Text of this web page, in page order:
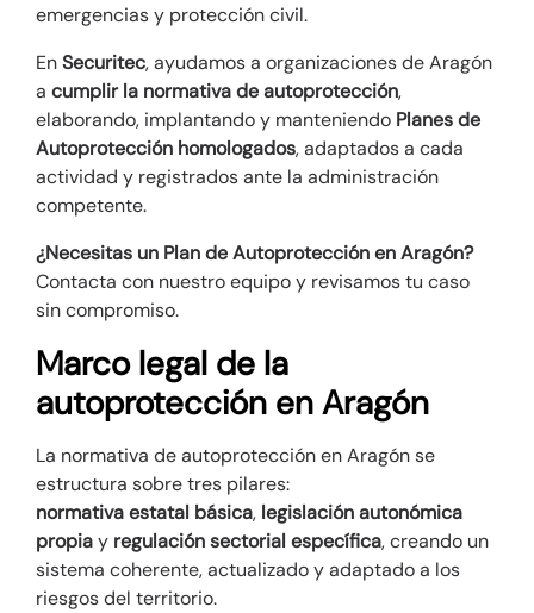
emergencias y protección civil.
EnSecuritec, ayudamos a organizaciones de Aragón
a cumplir la normativa de autoprotección,
elaborando, implantando y manteniendo Planes de
Autoprotección homologados, adaptados a cada
actividad y registrados ante la administración
competente.
¿Necesitas un Plan de Autoprotección en Aragón?
Contacta con nuestro equipo y revisamos tu caso
sin compromiso.
Marco legal de la
autoprotección en Aragón
La normativa de autoprotección en Aragón se
estructura sobre tres pilares:
normativa estatal básica, legislación autonómica
propiay regulación sectorial específica, creando un
sistema coherente, actualizado y adaptado a los
riesgos del territorio.